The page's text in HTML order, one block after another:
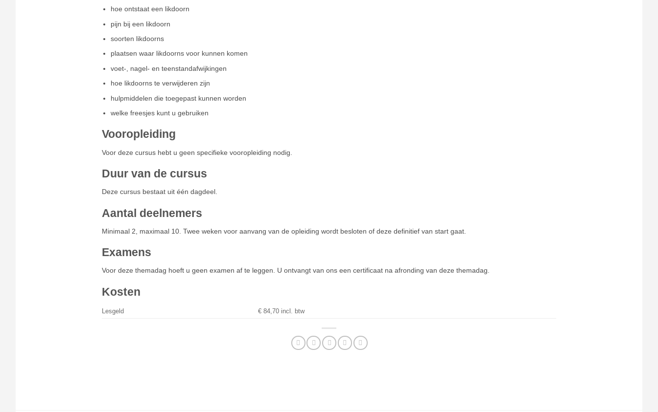
hoe ontstaat een likdoorn
pijn bij een likdoorn
soorten likdoorns
plaatsen waar likdoorns voor kunnen komen
voet-, nagel- en teenstandafwijkingen
hoe likdoorns te verwijderen zijn
hulpmiddelen die toegepast kunnen worden
welke freesjes kunt u gebruiken
Vooropleiding
Voor deze cursus hebt u geen specifieke vooropleiding nodig.
Duur van de cursus
Deze cursus bestaat uit één dagdeel.
Aantal deelnemers
Minimaal 2, maximaal 10. Twee weken voor aanvang van de opleiding wordt besloten of deze definitief van start gaat.
Examens
Voor deze themadag hoeft u geen examen af te leggen. U ontvangt van ons een certificaat na afronding van deze themadag.
Kosten
Lesgeld € 84,70 incl. btw